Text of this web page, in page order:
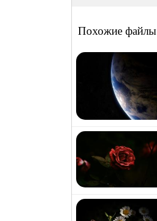
Похожие файлы